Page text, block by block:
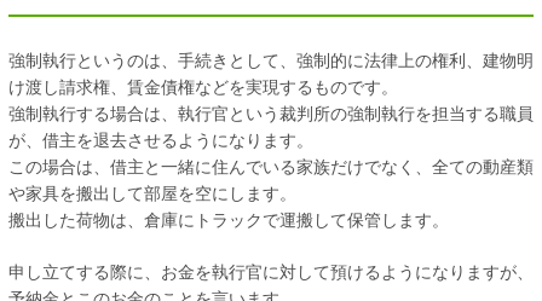
強制執行というのは、手続きとして、強制的に法律上の権利、建物明
け渡し請求権、賃金債権などを実現するものです。
強制執行する場合は、執行官という裁判所の強制執行を担当する職員
が、借主を退去させるようになります。
この場合は、借主と一緒に住んでいる家族だけでなく、全ての動産類
や家具を搬出して部屋を空にします。
搬出した荷物は、倉庫にトラックで運搬して保管します。
申し立てする際に、お金を執行官に対して預けるようになりますが、